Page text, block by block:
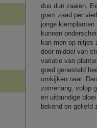
dus dun zaaien.
gram zaad per
jonge
kunnen
kan men op rijtjes
door middel van
variatie van
goed genesteld
omkijken naar.
zomerlang, volop
en uitbundige
bekend en geliefd